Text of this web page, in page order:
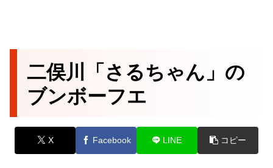
二俣川「さるちゃん」の
ブンボーフエ
X Facebook LINE コピー